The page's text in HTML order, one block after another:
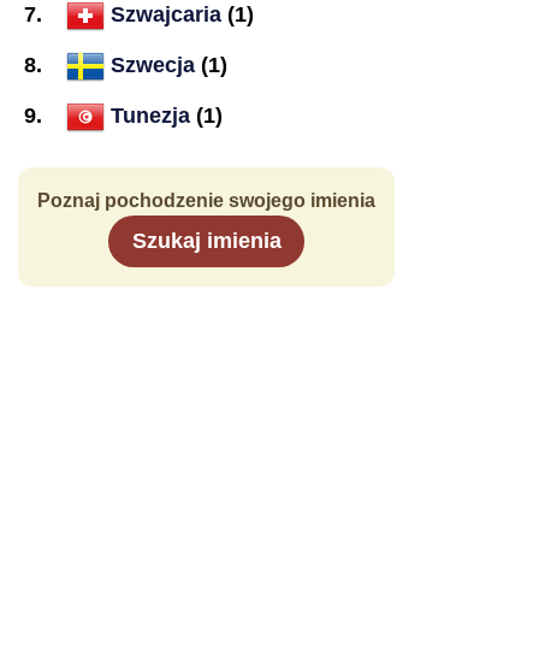
Szwajcaria (1)
Szwecja (1)
Tunezja (1)
Poznaj pochodzenie swojego imienia
Szukaj imienia